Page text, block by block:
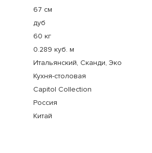
67 см
дуб
60 кг
0.289 куб. м
Итальянский, Сканди, Эко
Кухня-столовая
Capitol Collection
Россия
Китай